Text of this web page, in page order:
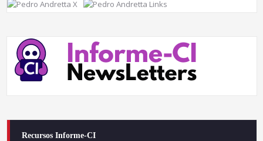
Recursos Informe-CI